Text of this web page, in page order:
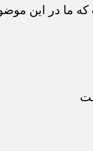
ما در این